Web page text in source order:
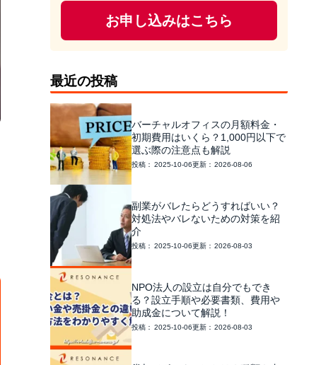
お申し込みはこちら
最近の投稿
バーチャルオフィスの月額料金・
初期費用はいくら？1,000円以下で
選ぶ際の注意点も解説
2025-10-06 2026-08-06
副業がバレたらどうすればいい？
対処法やバレないための対策を紹
介
2025-10-06 2026-08-03
NPO法人の設立は自分でもでき
る？設立手順や必要書類、費用や
助成金について解説！
2025-10-06 2026-08-03